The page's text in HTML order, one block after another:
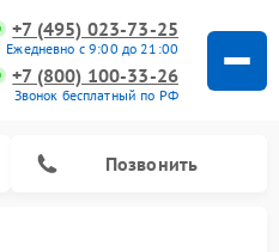
+7 (495) 023-73-25
Ежедневно с 9:00 до 21:00
+7 (800) 100-33-26
Звонок бесплатный по РФ
Позвонить